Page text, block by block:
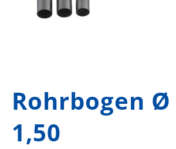
der
Bildergalerie
springen
Rohrbogen Ø
1,50